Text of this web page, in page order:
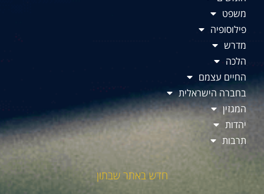
משפט
פילוסופיה
מדרש
הלכה
החיים עצמם
בחברה הישראלית
המגזין
יהדות
תרבות
חדש באתר שבתון